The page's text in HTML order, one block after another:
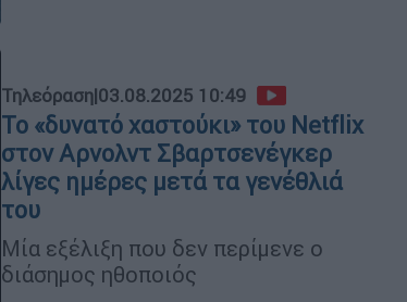
Τηλεόραση|03.08.2025 10:49
Το «δυνατό χαστούκι» του Netflix
στον Αρνολντ Σβαρτσενέγκερ
λίγες ημέρες μετά τα γενέθλιά
του
Μία εξέλιξη που δεν περίμενε ο
διάσημος ηθοποιός